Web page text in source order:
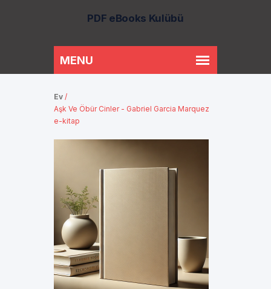
PDF eBooks Kulübü
Ev /
Aşk Ve Öbür Cinler - Gabriel Garcia Marquez
e-kitap